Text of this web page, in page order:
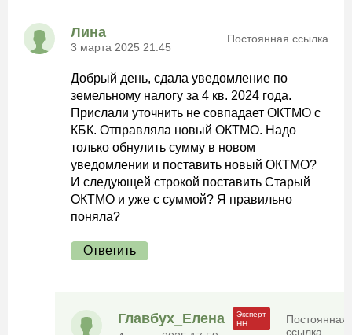
Лина
3 марта 2025 21:45
Постоянная ссылка
Добрый день, сдала уведомление по
земельному налогу за 4 кв. 2024 года.
Прислали уточнить не совпадает ОКТМО с
КБК. Отправляла новый ОКТМО. Надо
только обнулить сумму в новом
уведомлении и поставить новый ОКТМО?
И следующей строкой поставить Старый
ОКТМО и уже с суммой? Я правильно
поняла?
Ответить
Главбух_Елена
Постоянная
ссылка